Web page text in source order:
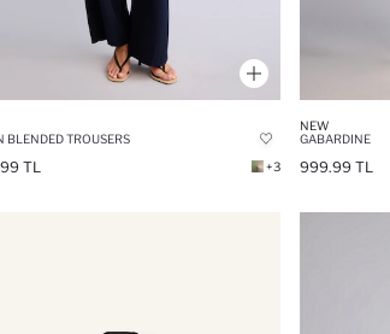
BLENDED TROUSERS
TL +3
NEW
GABARDINE
999.99 TL